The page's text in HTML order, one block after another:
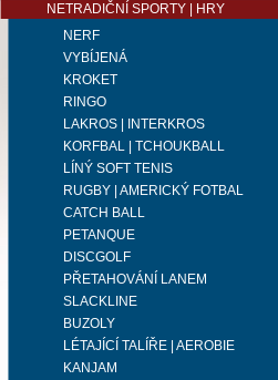
NETRADIČNÍ SPORTY | HRY
NERF
VYBÍJENÁ
KROKET
RINGO
LAKROS | INTERKROS
KORFBAL | TCHOUKBALL
LÍNÝ SOFT TENIS
RUGBY | AMERICKÝ FOTBAL
CATCH BALL
PETANQUE
DISCGOLF
PŘETAHOVÁNÍ LANEM
SLACKLINE
BUZOLY
LÉTAJÍCÍ TALÍŘE | AEROBIE
KANJAM